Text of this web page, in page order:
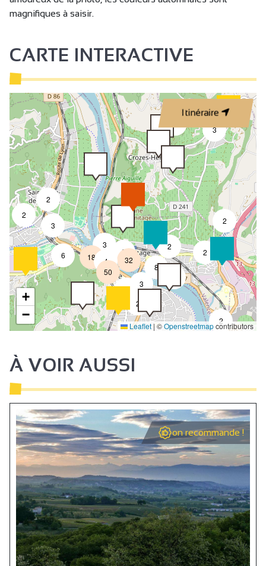
magnifiques à saisir.
CARTE INTERACTIVE
Itinéraire
2
2
2
2
3
2
2
8
2
3
6
3
4
18
2
8
3
50
32
+
−
Leaflet| ©Openstreetmapcontributors
À VOIR AUSSI
on recommande !